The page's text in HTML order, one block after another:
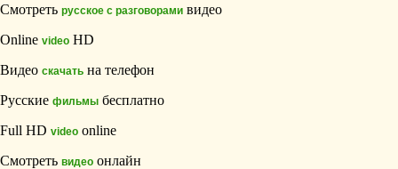
Смотреть русское с разговорами видео
Online video HD
Видео скачать на телефон
Русские фильмы бесплатно
Full HD video online
Смотреть видео онлайн